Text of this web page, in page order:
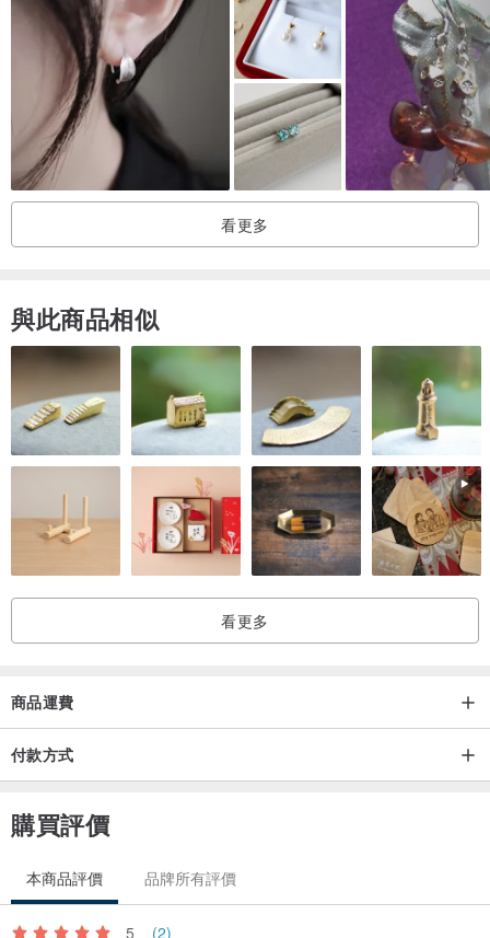
■ 飾品保養及收納方法 ■
－飾品請避免觸碰水（沐浴、泡溫泉、游泳、運動...）及彩妝保養
品、香水、髮膠等化學添加產品
－銅或合金材質飾品會因汗水、環境潮溼、配戴時間長短、個人體質
和空氣因素而使飾品氧化顏色變暗，不配戴時請用軟布或眼鏡布輕拭
表面再放入夾鍊袋或密封盒中收藏
－銅材質飾品長時間配戴會有氧化變黑之狀況，可用牙刷沾少許牙膏
和水輕刷或使用黃銅清潔液即可恢復
看更多
與此商品相似
看更多
商品運費
付款方式
購買評價
本商品評價 品牌所有評價
5 (2)